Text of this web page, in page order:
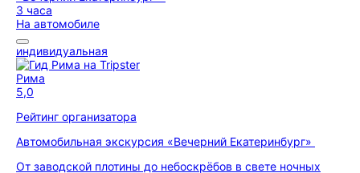
3 часа
На автомобиле
индивидуальная
Рима
5,0
Рейтинг организатора
Автомобильная экскурсия «Вечерний Екатеринбург»
От заводской плотины до небоскрёбов в свете ночных